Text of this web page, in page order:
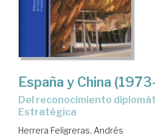
España y China
del reconocimiento diplomático a la Alianza
Estratégica
Herrera Feligreras, Andrés